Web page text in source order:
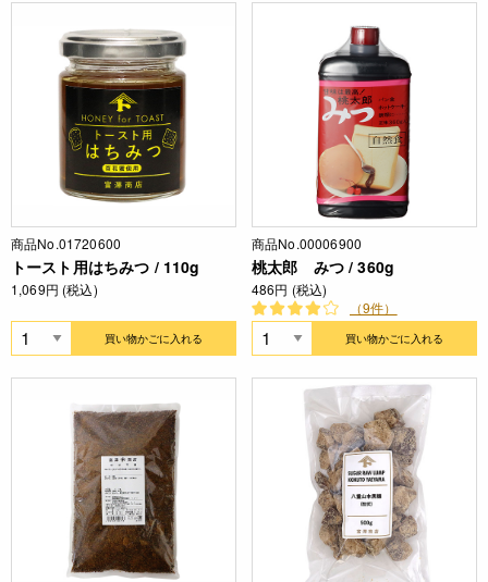
商品No.01720600
トースト用はちみつ / 110g
1,069円 (税込)
買い物かごに入れる
商品No.00006900
桃太郎 みつ / 360g
486円 (税込)
（9件）
買い物かごに入れる